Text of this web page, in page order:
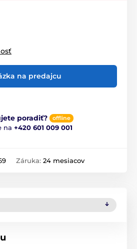
na predajcu
poradiť? offline
na +420 601 009 001
Záruka: 24 mesiacov